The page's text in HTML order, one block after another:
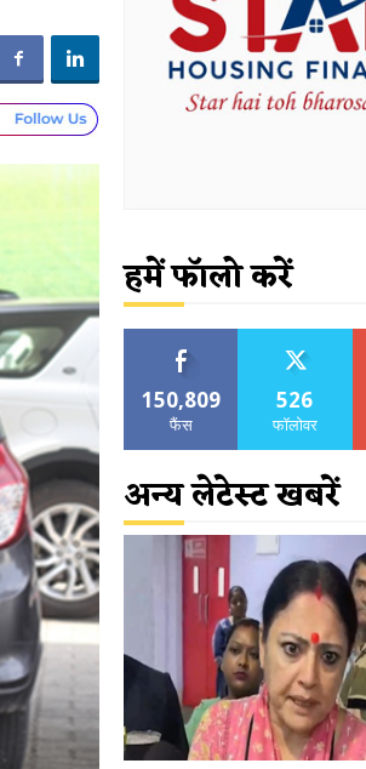
हमें फॉलो करें
150,809
फैंस
526
फॉलोवर
अन्य लेटेस्ट खबरें